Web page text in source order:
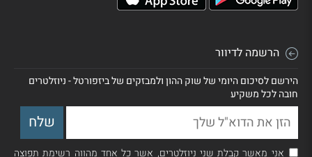
הרשמה לדיוור
הירשם לסיכום היומי של שוק ההון ולמבזקים של ביזפורטל - ניוזלטרים
חובה לכל משקיע
אני מאשר קבלת שני ניוזלטרים, אשר כל אחד מהווה רשימת תפוצה